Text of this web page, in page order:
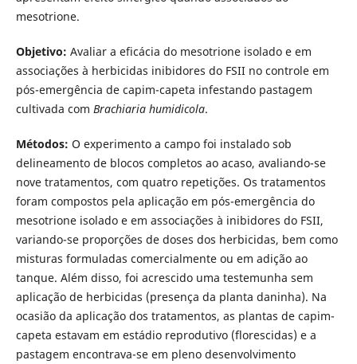
mesotrione.
Objetivo: Avaliar a eficácia do mesotrione isolado e em
associações à herbicidas inibidores do FSII no controle em
pós-emergência de capim-capeta infestando pastagem
cultivada com Brachiaria humidicola.
Métodos: O experimento a campo foi instalado sob
delineamento de blocos completos ao acaso, avaliando-se
nove tratamentos, com quatro repetições. Os tratamentos
foram compostos pela aplicação em pós-emergência do
mesotrione isolado e em associações à inibidores do FSII,
variando-se proporções de doses dos herbicidas, bem como
misturas formuladas comercialmente ou em adição ao
tanque. Além disso, foi acrescido uma testemunha sem
aplicação de herbicidas (presença da planta daninha). Na
ocasião da aplicação dos tratamentos, as plantas de capim-
capeta estavam em estádio reprodutivo (florescidas) e a
pastagem encontrava-se em pleno desenvolvimento